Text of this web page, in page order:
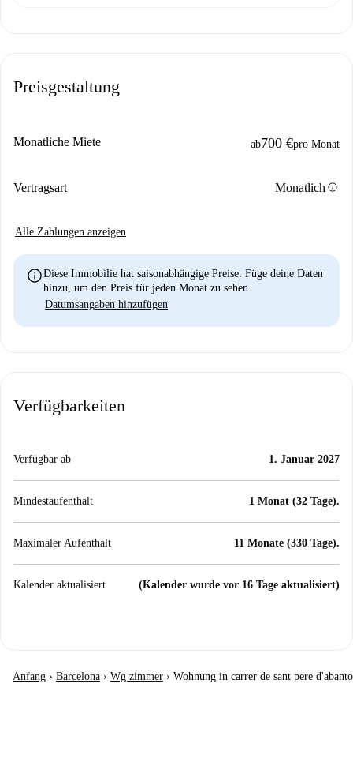
Preisgestaltung
Monatliche Miete ab700 €pro Monat
Vertragsart Monatlich info
Alle Zahlungen anzeigen
infoDiese Immobilie hat saisonabhängige Preise. Füge deine Daten
hinzu, um den Preis für jeden Monat zu sehen.
Datumsangaben hinzufügen
Verfügbarkeiten
Verfügbar ab 1. Januar 2027
Mindestaufenthalt 1 Monat (32 Tage).
Maximaler Aufenthalt 11 Monate (330 Tage).
Kalender aktualisiert (Kalender wurde vor 16 Tage aktualisiert)
Anfang › Barcelona › Wg zimmer › Wohnung in carrer de sant pere d'abanto